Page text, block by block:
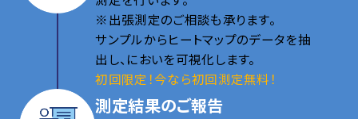
※出張測定のご相談も承ります。
サンプルからヒートマップのデータを抽
出し、においを可視化します。
初回限定！今なら初回測定無料！
測定結果のご報告